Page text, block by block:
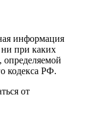
информация
ни при каких
определяемой
кодекса РФ.
от